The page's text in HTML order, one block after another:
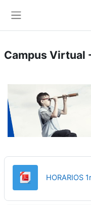
Campus Virtual
HORARIOS